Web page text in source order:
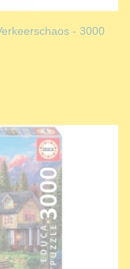
- 3000